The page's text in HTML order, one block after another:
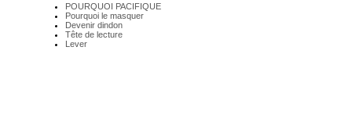
POURQUOI PACIFIQUE
Pourquoi le masquer
Devenir dindon
Tête de lecture
Lever